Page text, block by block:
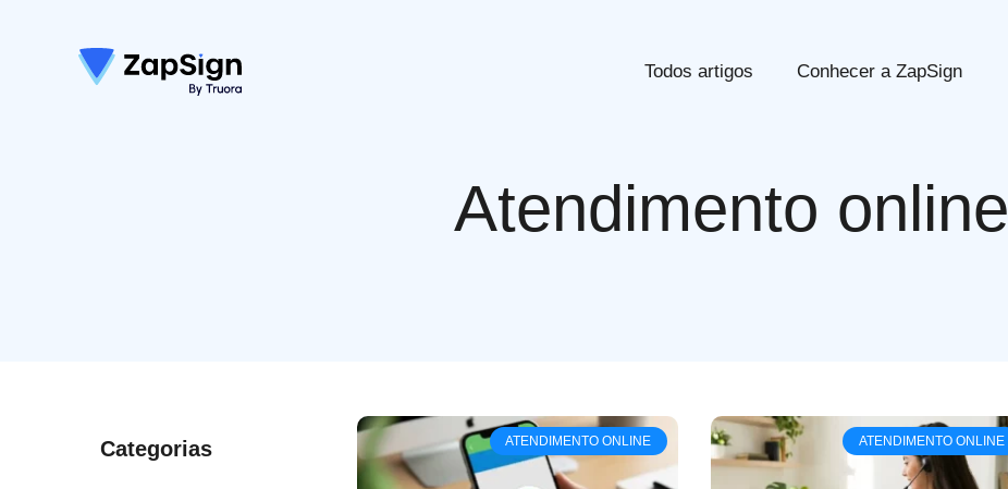
Todos artigos Conhecer a ZapSign
Atendimento online
Categorias ATENDIMENTO ONLINE ATENDIMENTO ONLINE